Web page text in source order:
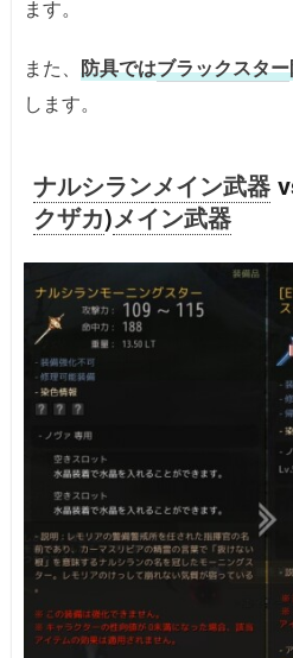
ます。
また、 防具ではブラックスター
します。
ナルシランメイン武器
クザカ)メイン武器